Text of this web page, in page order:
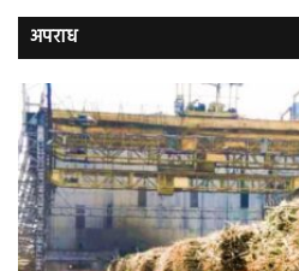
अपराध